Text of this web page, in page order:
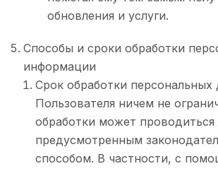
обновления и услуги.
Способы и сроки обработки
информации
Срок обработки персональных
Пользователя ничем не
обработки может
предусмотренным
способом. В частности, с